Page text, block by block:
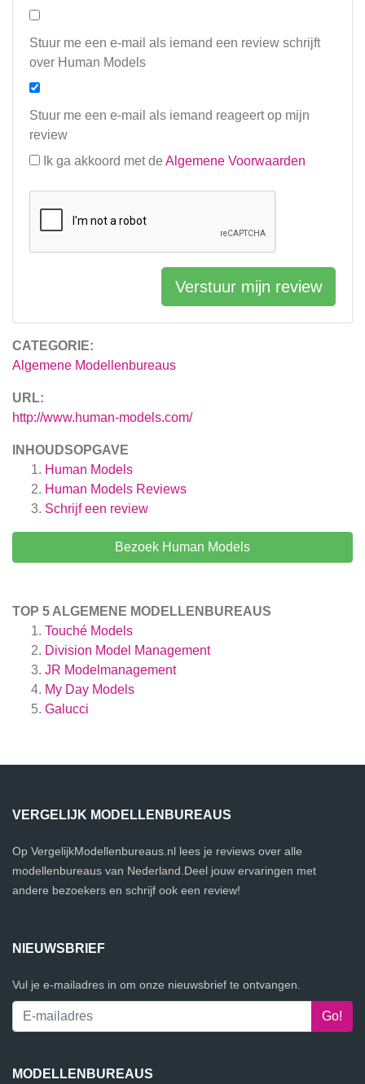
CATEGORIE:
Algemene Modellenbureaus
URL:
http://www.human-models.com/
INHOUDSOPGAVE
Human Models
Human Models Reviews
Schrijf een review
Bezoek Human Models
TOP 5 ALGEMENE MODELLENBUREAUS
Touché Models
Division Model Management
JR Modelmanagement
My Day Models
Galucci
Stuur me een e-mail als iemand een review schrijft
over Human Models
Stuur me een e-mail als iemand reageert op mijn
review
Ik ga akkoord met de Algemene Voorwaarden
Verstuur mijn review
VERGELIJK MODELLENBUREAUS
Op VergelijkModellenbureaus.nl lees je reviews over alle
modellenbureaus van Nederland.Deel jouw ervaringen met
andere bezoekers en schrijf ook een review!
NIEUWSBRIEF
Vul je e-mailadres in om onze nieuwsbrief te ontvangen.
MODELLENBUREAUS